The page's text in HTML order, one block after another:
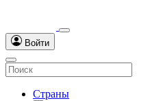
Войти
Страны